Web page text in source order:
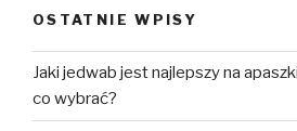
OSTATNIE WPISY
Jaki jedwab jest najlepszy na
co wybrać?